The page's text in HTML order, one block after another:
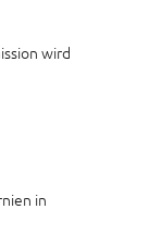
wird
in